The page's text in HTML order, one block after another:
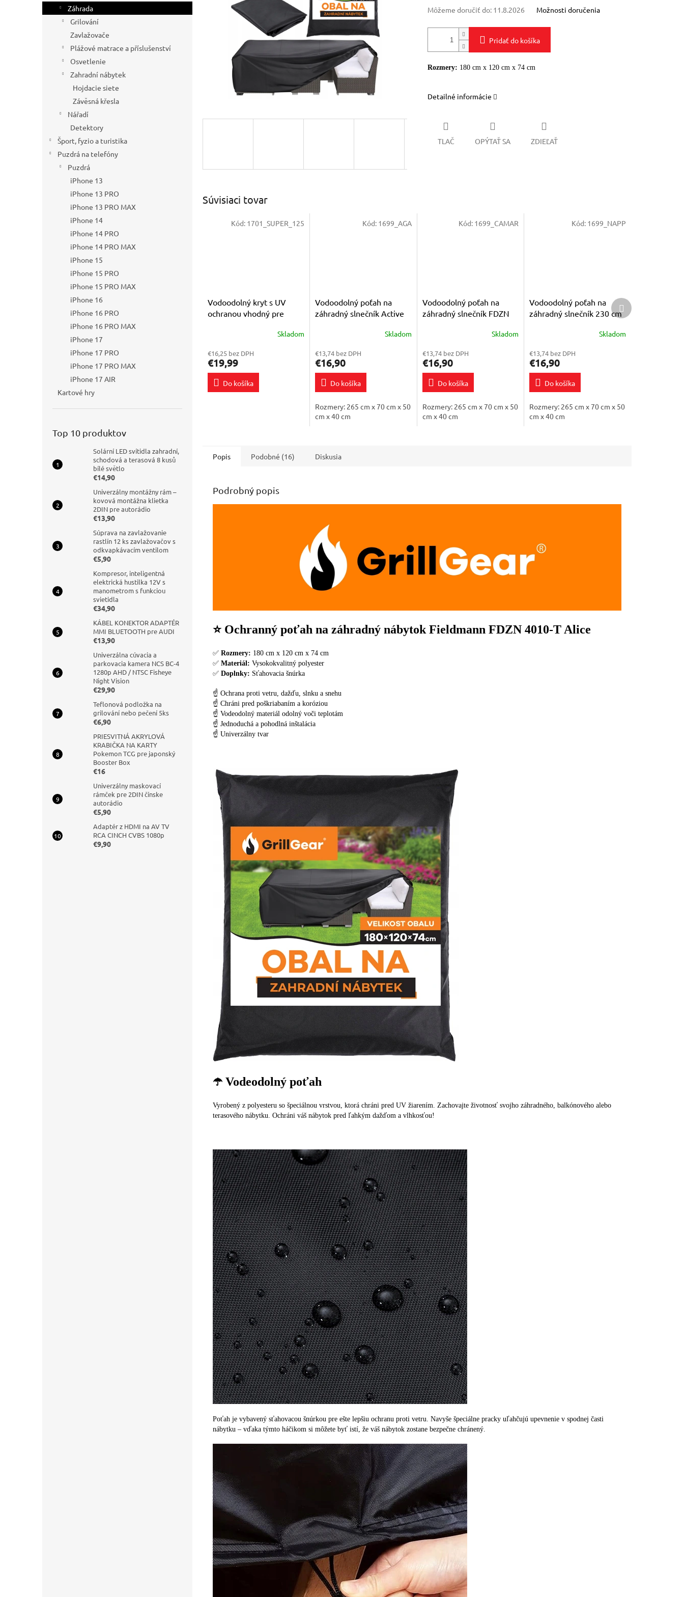
Záhrada
Grilování
Zavlažovače
Plážové matrace a příslušenství
Osvetlenie
Zahradní nábytek
Hojdacie siete
Závěsná křesla
Nářadí
Detektory
Šport, fyzio a turistika
Puzdrá na telefóny
Puzdrá
iPhone 13
iPhone 13 PRO
iPhone 13 PRO MAX
iPhone 14
iPhone 14 PRO
iPhone 14 PRO MAX
iPhone 15
iPhone 15 PRO
iPhone 15 PRO MAX
iPhone 16
iPhone 16 PRO
iPhone 16 PRO MAX
iPhone 17
iPhone 17 PRO
iPhone 17 PRO MAX
iPhone 17 AIR
Kartové hry
Top 10 produktov
Solární LED svítidla zahradní,
schodová a terasová 8 kusů
bílé světlo
€14,90
Univerzálny montážny rám –
kovová montážna klietka
2DIN pre autorádio
€13,90
Súprava na zavlažovanie
rastlín 12 ks zavlažovačov s
odkvapkávacím ventilom
€5,90
Kompresor, inteligentná
elektrická hustilka 12V s
manometrom s funkciou
svietidla
€34,90
KÁBEL KONEKTOR ADAPTÉR
MMI BLUETOOTH pre AUDI
€13,90
Univerzálna cúvacia a
parkovacia kamera NCS BC-4
1280p AHD / NTSC Fisheye
Night Vision
€29,90
Teflonová podložka na
grilování nebo pečení 5ks
€6,90
PRIESVITNÁ AKRYLOVÁ
KRABIČKA NA KARTY
Pokemon TCG pre japonský
Booster Box
€16
Univerzálny maskovací
rámček pre 2DIN čínske
autorádio
€5,90
Adaptér z HDMI na AV TV
RCA CINCH CVBS 1080p
€9,90
Môžeme doručiť do: 11.8.2026 Možnosti doručenia
Pridať do košíka
Rozmery: 180 cm x 120 cm x 74 cm
Detailné informácie
TLAČ OPÝTAŤ SA ZDIEĽAŤ
Súvisiaci tovar
Vodoodolný kryt s UV
ochranou vhodný pre
produktu
je
5,0
5
Skladom
€16,25 bez DPH
€19,99
Do košíka
Kód: 1701_SUPER_125
Vodoodolný poťah na
záhradný slnečník Active
Skladom
€13,74 bez DPH
€16,90
Do košíka
Rozmery: 265 cm x 70 cm x 50
cm x 40 cm
Kód: 1699_AGA
Vodoodolný poťah na
záhradný slnečník FDZN
Skladom
€13,74 bez DPH
€16,90
Do košíka
Rozmery: 265 cm x 70 cm x 50
cm x 40 cm
Kód: 1699_CAMAR
Vodoodolný poťah na
záhradný slnečník 230 cm
Skladom
€13,74 bez DPH
€16,90
Do košíka
Rozmery: 265 cm x 70 cm x 50
cm x 40 cm
Kód: 1699_NAPP
Ďalší
produkt
Popis Podobné (16) Diskusia
Podrobný popis
⭐ Ochranný poťah na záhradný nábytok Fieldmann FDZN 4010-T Alice
✅ Rozmery: 180 cm x 120 cm x 74 cm
✅ Materiál: Vysokokvalitný polyester
✅ Doplnky: Sťahovacia šnúrka
☝️ Ochrana proti vetru, dažďu, slnku a snehu
☝️ Chráni pred poškriabaním a koróziou
☝️ Vodeodolný materiál odolný voči teplotám
☝️ Jednoduchá a pohodlná inštalácia
☝️ Univerzálny tvar
☂️ Vodeodolný poťah
Vyrobený z polyesteru so špeciálnou vrstvou, ktorá chráni pred UV žiarením. Zachovajte životnosť svojho záhradného, balkónového alebo
terasového nábytku. Ochráni váš nábytok pred ľahkým dažďom a vlhkosťou!
Poťah je vybavený sťahovacou šnúrkou pre ešte lepšiu ochranu proti vetru. Navyše špeciálne pracky uľahčujú upevnenie v spodnej časti
nábytku – vďaka týmto háčikom si môžete byť istí, že váš nábytok zostane bezpečne chránený.